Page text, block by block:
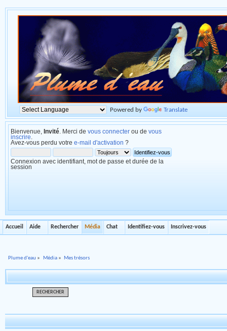
Powered by Translate
Bienvenue, Invité . Merci de vous connecter ou de vous
inscrire
Avez-vous perdu votre e-mail d'activation ?
Connexion avec identifiant, mot de passe et durée de la
session
Accueil Aide Rechercher Média Chat Identifiez-vous Inscrivez-vous
Plume d'eau » Média» Mes trésors
RECHERCHER